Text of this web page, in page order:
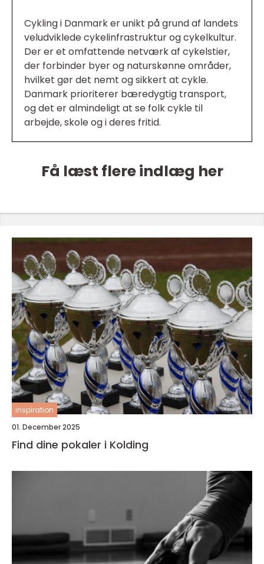
Cykling i Danmark er unikt på grund af landets
veludviklede cykelinfrastruktur og cykelkultur.
Der er et omfattende netværk af cykelstier,
der forbinder byer og naturskønne områder,
hvilket gør det nemt og sikkert at cykle.
Danmark prioriterer bæredygtig transport,
og det er almindeligt at se folk cykle til
arbejde, skole og i deres fritid.
Få læst flere indlæg her
inspiration
01. December 2025
Find dine pokaler i Kolding